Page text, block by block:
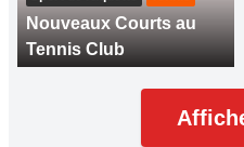
Nouveaux Courts au
Tennis Club